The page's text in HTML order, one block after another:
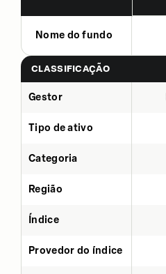
Nome do fundo
CLASSIFICAÇÃO
Gestor
Tipo de ativo
Categoria
Região
Índice
Provedor do índice